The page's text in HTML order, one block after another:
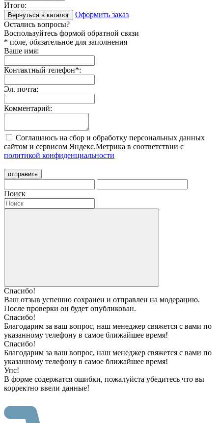
Итого:
Вернуться в каталог
Оформить заказ
Остались вопросы?
Воспользуйтесь формой обратной связи
* поле, обязательное для заполнения
Ваше имя:
Контактный телефон*:
Эл. почта:
Комментарий:
Соглашаюсь на сбор и обработку персональных данных
сайтом и сервисом Яндекс.Метрика в соответствии с
политикой конфиденциальности
отправить
Поиск
Спасибо!
Ваш отзыв успешно сохранен и отправлен на модерацию.
После проверки он будет опубликован.
Спасибо!
Благодарим за ваш вопрос, наш менеджер свяжется с вами по
указанному телефону в самое ближайшее время!
Спасибо!
Благодарим за ваш вопрос, наш менеджер свяжется с вами по
указанному телефону в самое ближайшее время!
Упс!
В форме содержатся ошибки, пожалуйста убедитесь что вы
корректно ввели данные!